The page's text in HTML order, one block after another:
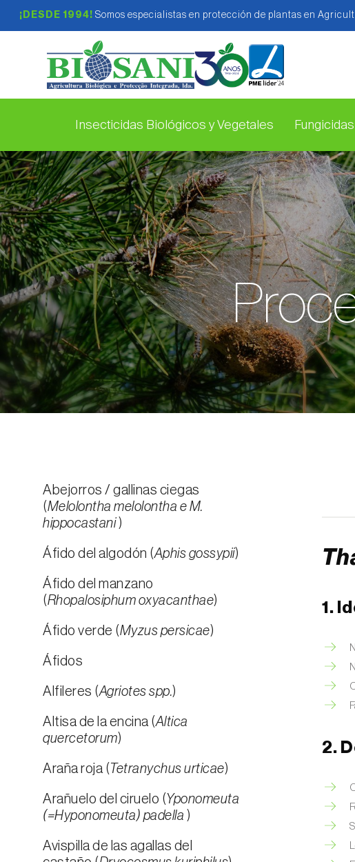
¡DESDE 1994! Somos especialistas en protección de plantas en
Insecticidas Biológicos y Vegetales
Abejorros / gallinas ciegas
(Melolontha melolontha e M.
hippocastani )
Áfido del algodón (Aphis gossypii)
Áfido del manzano
(Rhopalosiphum oxyacanthae)
Áfido verde (Myzus persicae)
Áfidos
Alfileres (Agriotes spp.)
Altisa de la encina (Altica
quercetorum)
Araña roja ( Tetranychus urticae)
Arañuelo del ciruelo (Yponomeuta
(=Hyponomeuta) padella )
Avispilla de las agallas del
1.
2.